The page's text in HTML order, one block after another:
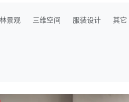
景观 三维空间 服装设计 其它